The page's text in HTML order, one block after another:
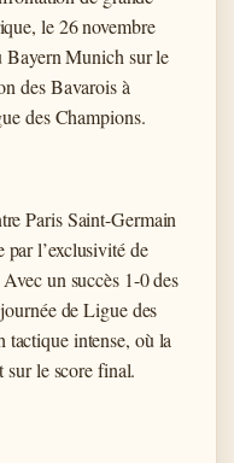
le 26 novembre
Bayern Munich sur le
des Bavarois à
des Champions.
Paris Saint-Germain
par l’exclusivité de
un succès 1-0 des
de Ligue des
tactique intense, où la
sur le score final.